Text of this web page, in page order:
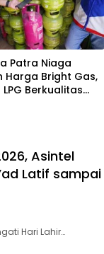
Patra Niaga
Harga Bright Gas,
Berkualitas
Asintel
Latif sampai
Hari Lahir…